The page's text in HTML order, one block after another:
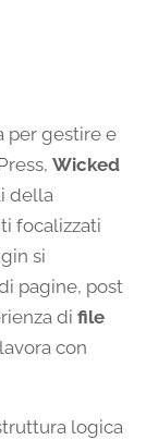
per gestire e
Wicked
della
focalizzati
si
pagine, post
di file
con
logica